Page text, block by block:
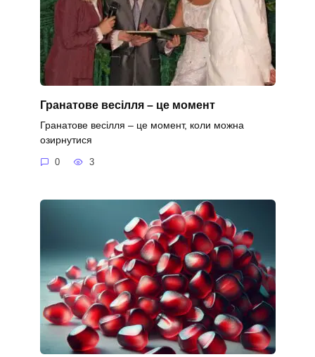
Гранатове весілля – це момент
Гранатове весілля – це момент, коли можна
озирнутися
0 3